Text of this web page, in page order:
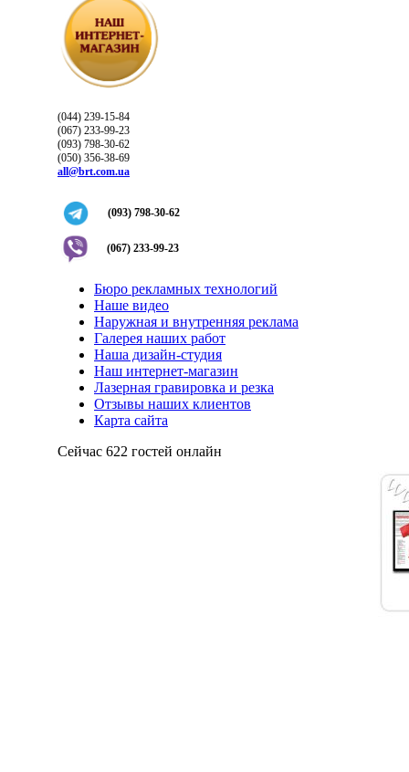
(044) 239-15-84
(067) 233-99-23
(093) 798-30-62
(050) 356-38-69
all@brt.com.ua
(093) 798-30-62
(067) 233-99-23
Бюро рекламных технологий
Наше видео
Наружная и внутренняя реклама
Галерея наших работ
Наша дизайн-студия
Наш интернет-магазин
Лазерная гравировка и резка
Отзывы наших клиентов
Карта сайта
Сейчас 622 гостей онлайн